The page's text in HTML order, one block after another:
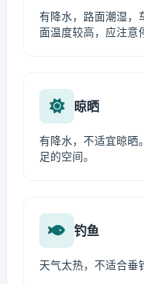
有降水，路面潮湿，
面温度较高，应注意
晾晒
有降水，不适宜晾晒
足的空间。
钓鱼
天气太热，不适合垂